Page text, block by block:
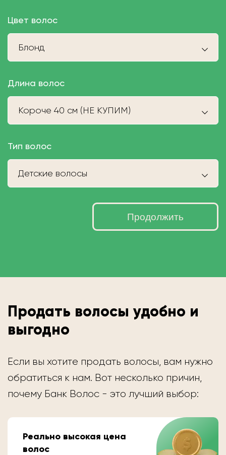
Цвет волос
Блонд
Длина волос
Короче 40 см (НЕ КУПИМ)
Тип волос
Детские волосы
Продолжить
Продать волосы удобно и
выгодно
Если вы хотите продать волосы, вам нужно
обратиться к нам. Вот несколько причин,
почему Банк Волос - это лучший выбор:
Реально высокая цена
волос